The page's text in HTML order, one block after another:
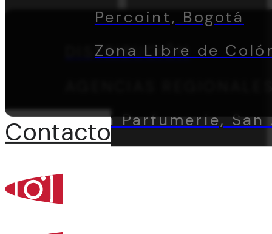
DISTRIBUCIÓN
La Parfumerie,
Percoint, Bogotá
Percoint, Bogotá
Zona Libre de
Contacto